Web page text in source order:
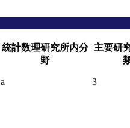
統計数理研究所内分
野
主要研
a 3